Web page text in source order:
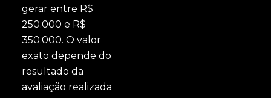
gerar entre R$
250.000 e R$
350.000. O valor
exato depende do
resultado da
avaliação realizada